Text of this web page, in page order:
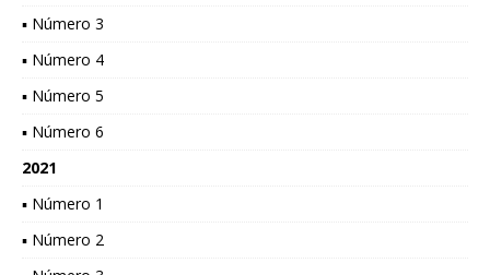
▪ Número 3
▪ Número 4
▪ Número 5
▪ Número 6
2021
▪ Número 1
▪ Número 2